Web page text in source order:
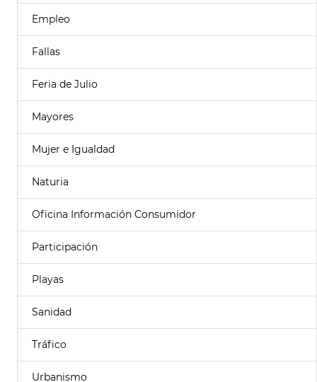
Empleo
Fallas
Feria de Julio
Mayores
Mujer e Igualdad
Naturia
Oficina Información Consumidor
Participación
Playas
Sanidad
Tráfico
Urbanismo